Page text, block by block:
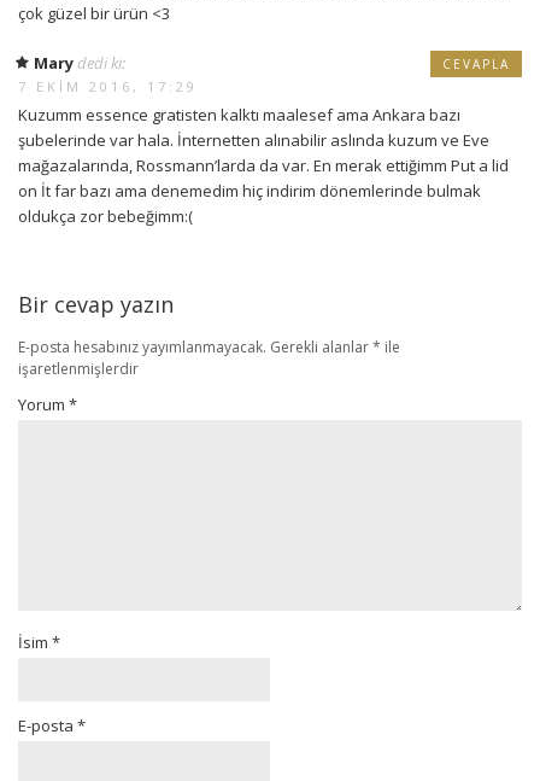
çok güzel bir ürün <3
Mary dedi ki:
7 EKIM 2016, 17:29
Kuzumm essence gratisten kalktı maalesef ama Ankara bazı
şubelerinde var hala. İnternetten alınabilir aslında kuzum ve Eve
mağazalarında, Rossmann’larda da var. En merak ettiğimm Put a lid
on İt far bazı ama denemedim hiç indirim dönemlerinde bulmak
oldukça zor bebeğimm:(
CEVAPLA
Bir cevap yazın
E-posta hesabınız yayımlanmayacak. Gerekli alanlar* ile
işaretlenmişlerdir
Yorum *
İsim *
E-posta *